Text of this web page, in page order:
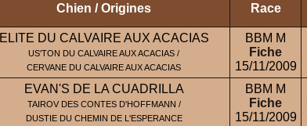
Chien / Origines Race
ELITE DU CALVAIRE AUX ACACIAS
US'TON DU CALVAIRE AUX ACACIAS /
CERVANE DU CALVAIRE AUX ACACIAS
BBM M
Fiche
15/11/2009
EVAN'S DE LA CUADRILLA
TAIROV DES CONTES D'HOFFMANN /
DUSTIE DU CHEMIN DE L'ESPERANCE
BBM M
Fiche
15/11/2009